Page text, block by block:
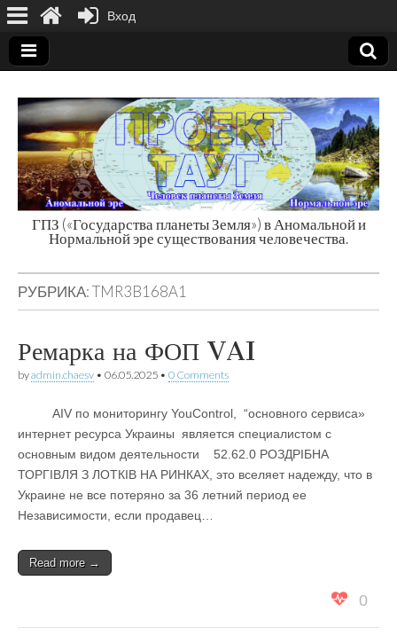
Государства
планеты Земля
ГПЗ («Государства планеты Земля») в Аномальной и
Нормальной эре существования человечества.
РУБРИКА:TMR3B168A1
Ремарка на ФОП VAI
byadmin.chaesv • 06.05.2025 • 0 Comments
AIV по мониторингу YouControl, “основного сервиса»
интернет ресурса Украины является специалистом с
основным видом деятельности 52.62.0 РОЗДРІБНА
ТОРГІВЛЯ З ЛОТКІВ НА РИНКАХ, это вселяет надежду, что в
Украине не все потеряно за 36 летний период ее
Независимости, если продавец…
Read more →
0
Вход